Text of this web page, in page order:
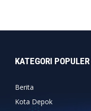
KATEGORI POPULER
Berita
Kota Depok